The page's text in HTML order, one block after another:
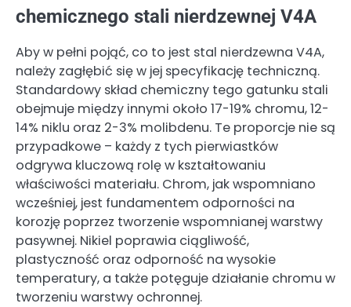
chemicznego stali nierdzewnej V4A
Aby w pełni pojąć, co to jest stal nierdzewna V4A,
należy zagłębić się w jej specyfikację techniczną.
Standardowy skład chemiczny tego gatunku stali
obejmuje między innymi około 17-19% chromu, 12-
14% niklu oraz 2-3% molibdenu. Te proporcje nie są
przypadkowe – każdy z tych pierwiastków
odgrywa kluczową rolę w kształtowaniu
właściwości materiału. Chrom, jak wspomniano
wcześniej, jest fundamentem odporności na
korozję poprzez tworzenie wspomnianej warstwy
pasywnej. Nikiel poprawia ciągliwość,
plastyczność oraz odporność na wysokie
temperatury, a także potęguje działanie chromu w
tworzeniu warstwy ochronnej.